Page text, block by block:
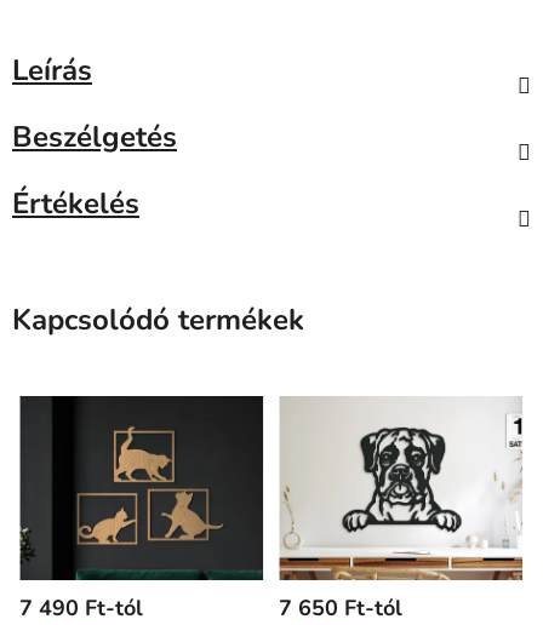
Leírás
Beszélgetés
Értékelés
Kapcsolódó termékek
7 490 Ft-tól 7 650 Ft-tól